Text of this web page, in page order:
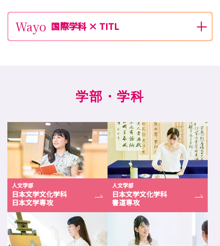
Wayo 国際学科 × TITL
学部 ・学科
人文学部
日本文学文化学科
日本文学専攻
人文学部
日本文学文化学科
書道専攻